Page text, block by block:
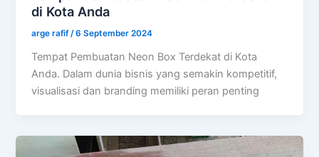
di Kota Anda
arge rafif/6 September 2024
Tempat Pembuatan Neon Box Terdekat di Kota
Anda. Dalam dunia bisnis yang semakin kompetitif,
visualisasi dan branding memiliki peran penting